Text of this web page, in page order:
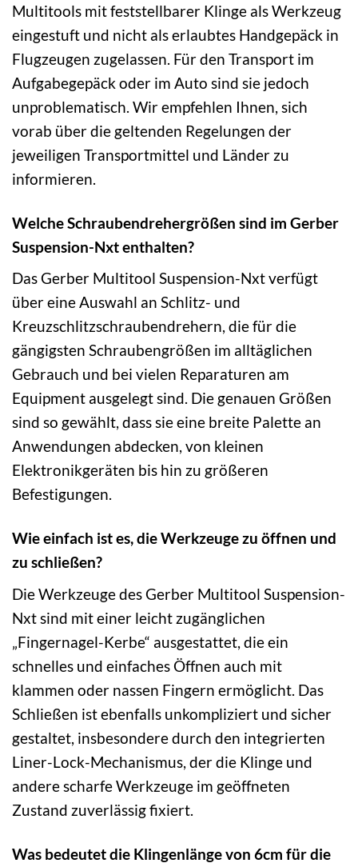
Multitools mit feststellbarer Klinge als Werkzeug
eingestuft und nicht als erlaubtes Handgepäck in
Flugzeugen zugelassen. Für den Transport im
Aufgabegepäck oder im Auto sind sie jedoch
unproblematisch. Wir empfehlen Ihnen, sich
vorab über die geltenden Regelungen der
jeweiligen Transportmittel und Länder zu
informieren.
Welche Schraubendrehergrößen sind im Gerber
Suspension-Nxt enthalten?
Das Gerber Multitool Suspension-Nxt verfügt
über eine Auswahl an Schlitz- und
Kreuzschlitzschraubendrehern, die für die
gängigsten Schraubengrößen im alltäglichen
Gebrauch und bei vielen Reparaturen am
Equipment ausgelegt sind. Die genauen Größen
sind so gewählt, dass sie eine breite Palette an
Anwendungen abdecken, von kleinen
Elektronikgeräten bis hin zu größeren
Befestigungen.
Wie einfach ist es, die Werkzeuge zu öffnen und
zu schließen?
Die Werkzeuge des Gerber Multitool Suspension-
Nxt sind mit einer leicht zugänglichen
„Fingernagel-Kerbe“ ausgestattet, die ein
schnelles und einfaches Öffnen auch mit
klammen oder nassen Fingern ermöglicht. Das
Schließen ist ebenfalls unkompliziert und sicher
gestaltet, insbesondere durch den integrierten
Liner-Lock-Mechanismus, der die Klinge und
andere scharfe Werkzeuge im geöffneten
Zustand zuverlässig fixiert.
Was bedeutet die Klingenlänge von 6cm für die